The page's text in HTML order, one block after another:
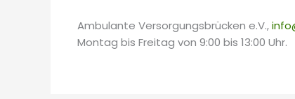
Ambulante Versorgungsbrücken e.V.,
Montag bis Freitag von 9:00 bis 13:00 Uhr.